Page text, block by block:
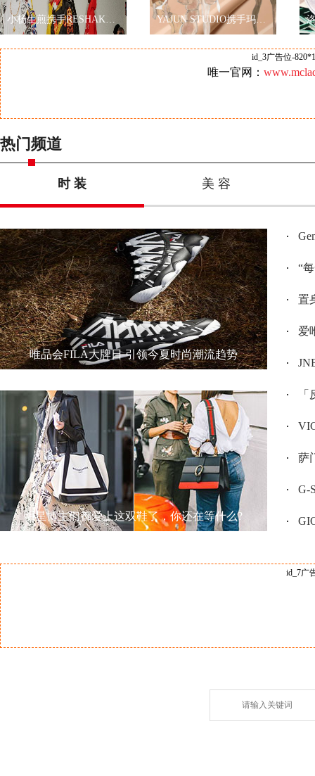
小杨生煎携手RESHAKE耀眼伦敦时装周，再现海派文化 YAJUN STUDIO携手玛丽黛佳色彩工作室2019秋冬纽约时装周玩转跨界
id_3广告位-
唯一官网：
热门频道
时 装 美 容
唯品会FILA大牌日 引领今夏时尚潮流趋势
明星博主们都爱上这双鞋了，你还在等什么?
“每
置
爱
「
萨
G-
id_7广